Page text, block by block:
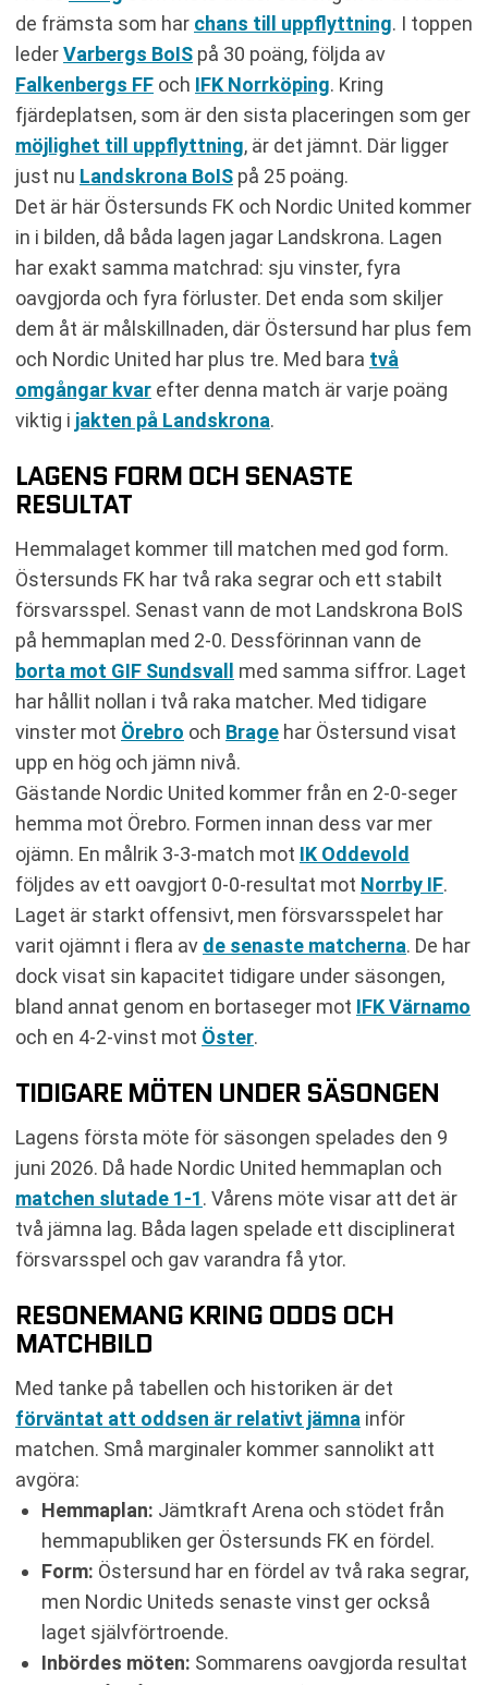
de främsta som har chans till uppflyttning. I toppen
lederVarbergs BoIS på 30 poäng, följda av
Falkenbergs FF och IFK Norrköping. Kring
fjärdeplatsen, som är den sista placeringen som ger
möjlighet till uppflyttning, är det jämnt. Där ligger
just nu Landskrona BoIS på 25 poäng.
Det är här Östersunds FK och Nordic United kommer
in i bilden, då båda lagen jagar Landskrona. Lagen
har exakt samma matchrad: sju vinster, fyra
oavgjorda och fyra förluster. Det enda som skiljer
dem åt är målskillnaden, där Östersund har plus fem
och Nordic United har plus tre. Med bara två
omgångar kvar efter denna match är varje poäng
viktig i jakten på Landskrona.
LAGENS FORM OCH SENASTE
RESULTAT
Hemmalaget kommer till matchen med god form.
Östersunds FK har två raka segrar och ett stabilt
försvarsspel. Senast vann de mot Landskrona BoIS
på hemmaplan med 2-0. Dessförinnan vann de
borta mot GIF Sundsvall med samma siffror. Laget
har hållit nollan i två raka matcher. Med tidigare
vinster mot Örebro och Brage har Östersund visat
upp en hög och jämn nivå.
Gästande Nordic United kommer från en 2-0-seger
hemma mot Örebro. Formen innan dess var mer
ojämn. En målrik 3-3-match mot IK Oddevold
följdes av ett oavgjort 0-0-resultat mot Norrby IF.
Laget är starkt offensivt, men försvarsspelet har
varit ojämnt i flera av de senaste matcherna. De har
dock visat sin kapacitet tidigare under säsongen,
bland annat genom en bortaseger mot IFK Värnamo
och en 4-2-vinst mot Öster.
TIDIGARE MÖTEN UNDER SÄSONGEN
Lagens första möte för säsongen spelades den 9
juni 2026. Då hade Nordic United hemmaplan och
matchen slutade 1-1. Vårens möte visar att det är
två jämna lag. Båda lagen spelade ett disciplinerat
försvarsspel och gav varandra få ytor.
RESONEMANG KRING ODDS OCH
MATCHBILD
Med tanke på tabellen och historiken är det
förväntat att oddsen är relativt jämna inför
matchen. Små marginaler kommer sannolikt att
avgöra:
Hemmaplan: Jämtkraft Arena och stödet från
hemmapubliken ger Östersunds FK en fördel.
Form: Östersund har en fördel av två raka segrar,
men Nordic Uniteds senaste vinst ger också
laget självförtroende.
Inbördes möten: Sommarens oavgjorda resultat